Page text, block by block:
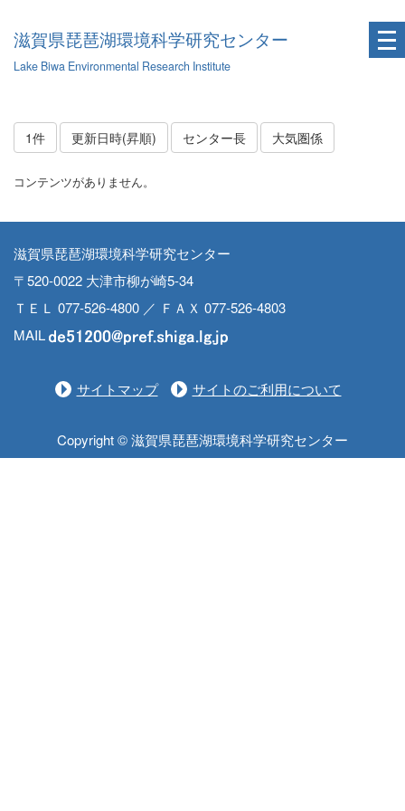
滋賀県琵琶湖環境科学研究センター
Lake Biwa Environmental Research Institute
1件 更新日時(昇順) センター長 大気圏係
コンテンツがありません。
滋賀県琵琶湖環境科学研究センター
〒520-0022 大津市柳が崎5-34
ＴＥＬ 077-526-4800 ／ ＦＡＸ 077-526-4803
MAIL
サイトマップ サイトのご利用について
Copyright © 滋賀県琵琶湖環境科学研究センター